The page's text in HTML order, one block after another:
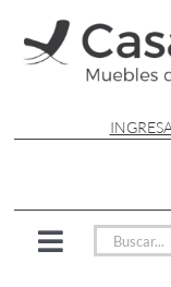
contenido
Toggle
Buscar: